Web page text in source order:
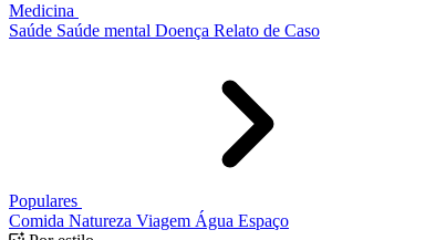
Medicina
Saúde Saúde mental Doença Relato de Caso
Populares
Comida Natureza Viagem Água Espaço